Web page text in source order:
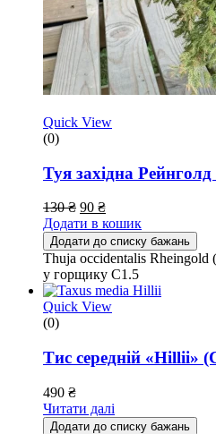
Quick View
(0)
Туя західна
130₴ 90 ₴
Додати в кошик
Додати до списку бажань
Thuja occidentalis Rheingold
у горщику С1.5
Quick View
(0)
Тис середній «Hillii»
490 ₴
Читати далі
Додати до списку бажань